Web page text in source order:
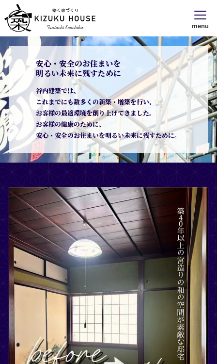
menu
安心・安全のお住まいを
明るい未来に残すために
谷内建築では、
これまでにも数多くの新築・増築を行い、
お客様の最適環境を創り上げてきました。
お客様の健康のために、
安心・安全のお住まいを明るい未来に残すために。